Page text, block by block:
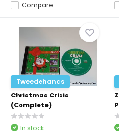
Compare
Tweedehands
Christmas Crisis
(Complete)
In stock